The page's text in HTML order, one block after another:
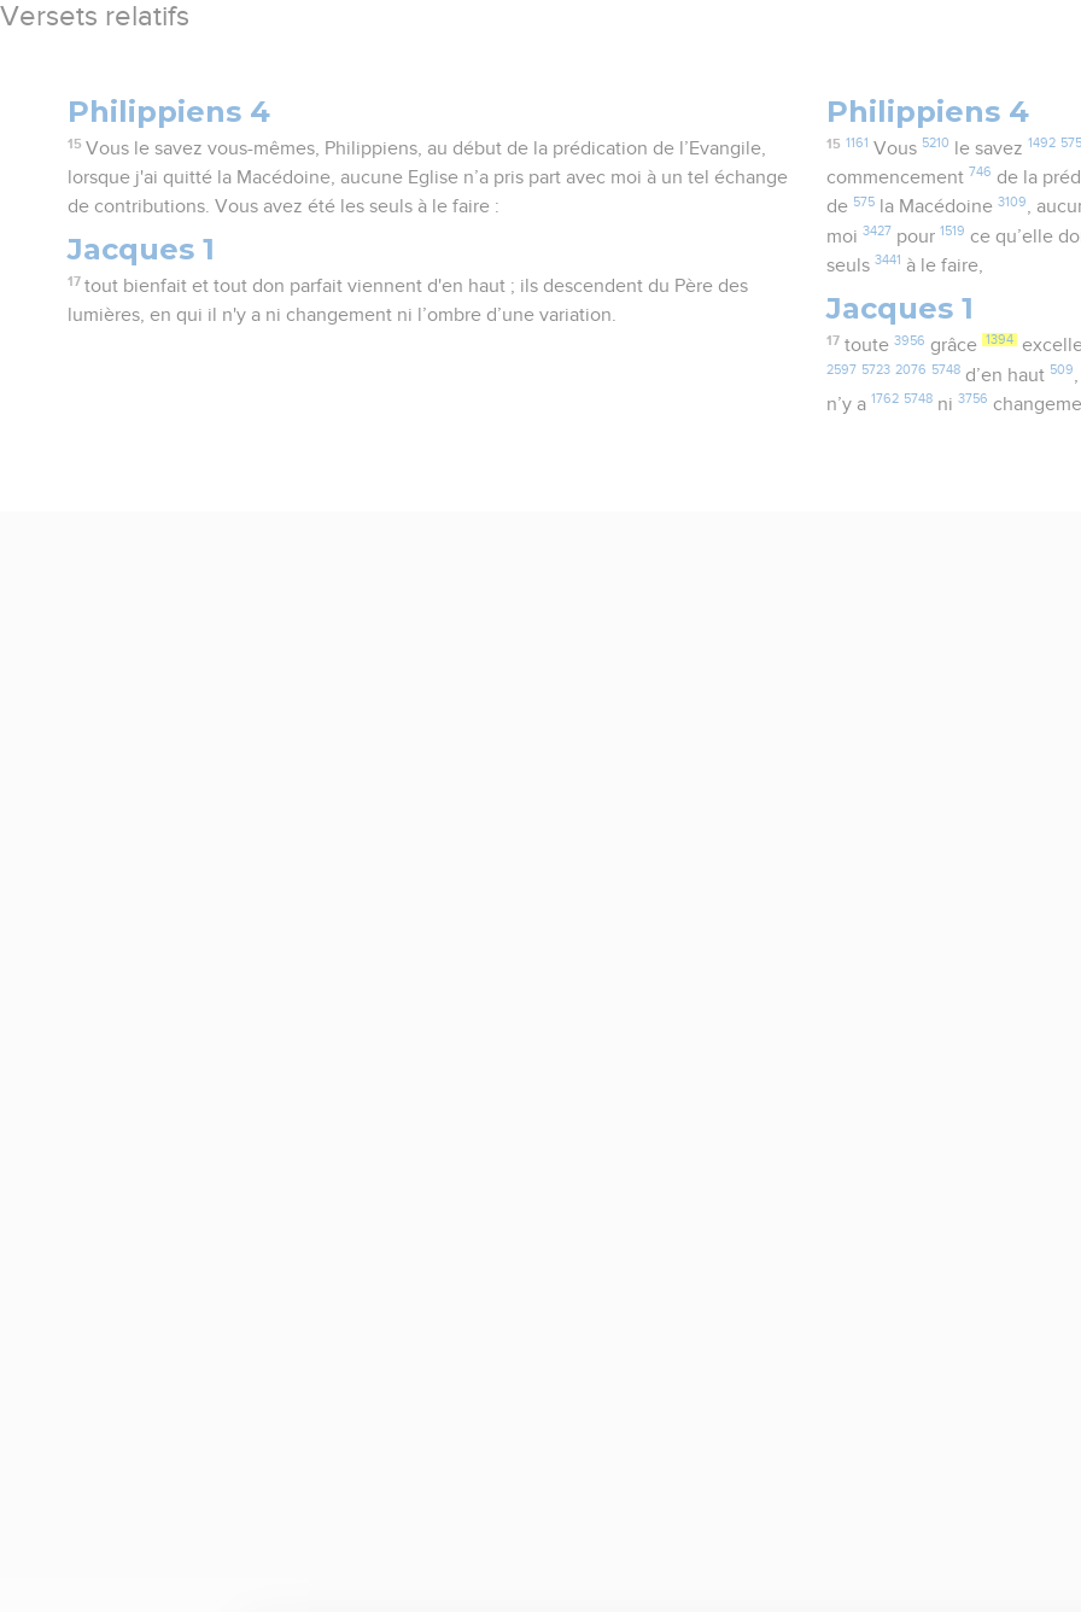
Versets relatifs
Philippiens 4
15 Vous le savez vous-mêmes, Philippiens, au début de la prédication de l’Evangile,
lorsque j'ai quitté la Macédoine, aucune Eglise n’a pris part avec moi à un tel échange
de contributions. Vous avez été les seuls à le faire :
Jacques 1
17 tout bienfait et tout don parfait viennent d'en haut ; ils descendent du Père des
lumières, en qui il n'y a ni changement ni l’ombre d’une variation.
Philippiens 4
15 1161 Vous 5210 le savez 1492
commencement 746 de la
de 575 la Macédoine3109,
moi3427 pour 1519 ce qu’elle
seuls3441 à le faire,
Jacques 1
17 toute 3956 grâce 1394
2597 5723 2076 5748 d’en haut 509
n’y a 1762 5748 ni3756